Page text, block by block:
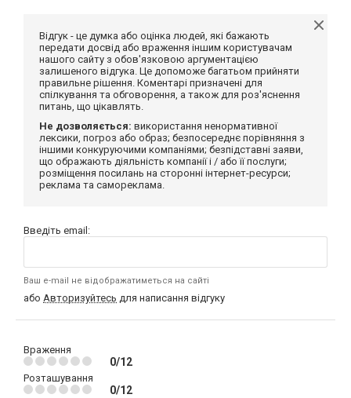
Відгук - це думка або оцінка людей, які бажають
передати досвід або враження іншим користувачам
нашого сайту з обов'язковою аргументацією
залишеного відгука. Це допоможе багатьом прийняти
правильне рішення. Коментарі призначені для
спілкування та обговорення, а також для роз'яснення
питань, що цікавлять.
Не дозволяється: використання ненормативної
лексики, погроз або образ; безпосереднє порівняння з
іншими конкуруючими компаніями; безпідставні заяви,
що ображають діяльність компанії і / або її послуги;
розміщення посилань на сторонні інтернет-ресурси;
реклама та самореклама.
Введіть email:
Ваш e-mail не відображатиметься на сайті
або Авторизуйтесь для написання відгуку
Враження
0/12
Розташування
0/12